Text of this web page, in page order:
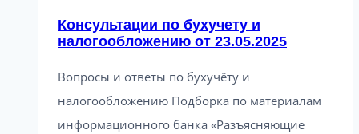
Консультации по бухучету и
налогообложению от 23.05.2025
Вопросы и ответы по бухучёту и
налогообложению Подборка по материалам
информационного банка «Разъясняющие